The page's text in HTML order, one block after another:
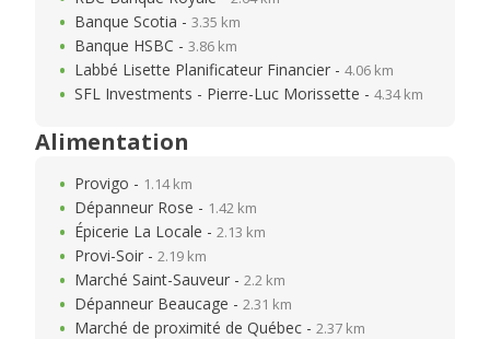
Banque Scotia - 3.35 km
Banque HSBC - 3.86 km
Labbé Lisette Planificateur Financier - 4.06 km
SFL Investments - Pierre-Luc Morissette - 4.34 km
Alimentation
Provigo - 1.14 km
Dépanneur Rose - 1.42 km
Épicerie La Locale - 2.13 km
Provi-Soir - 2.19 km
Marché Saint-Sauveur - 2.2 km
Dépanneur Beaucage - 2.31 km
Marché de proximité de Québec - 2.37 km